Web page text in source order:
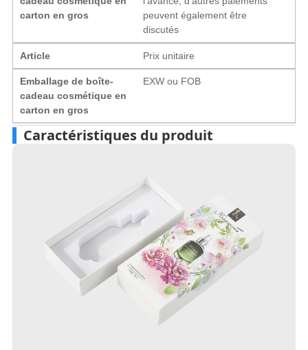
carton en gros
peuvent également être
discutés
Article Prix ​​unitaire
Emballage de boîte-
cadeau cosmétique en
carton en gros
EXW ou FOB
Caractéristiques du produit